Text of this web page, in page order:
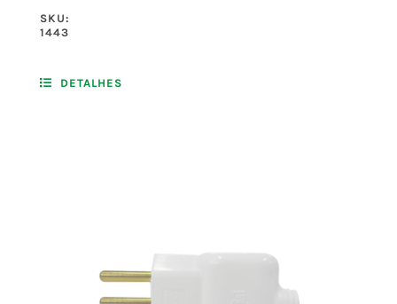
SKU:
1443
DETALHES